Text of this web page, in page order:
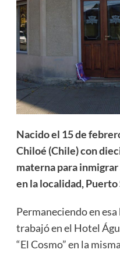
Nacido el 15 de
Chiloé (Chile) con
materna para
en la localidad, Puerto
Permaneciendo en
trabajó en el Hotel
“El Cosmo” en la